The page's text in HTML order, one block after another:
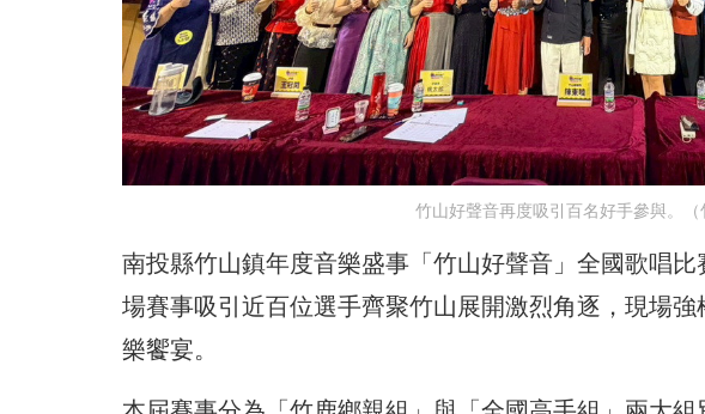
竹山好聲音再度吸引百名好手參與。（
南投縣竹山鎮年度音樂盛事「竹山好聲音」全國歌唱
場賽事吸引近百位選手齊聚竹山展開激烈角逐，現場
樂饗宴。